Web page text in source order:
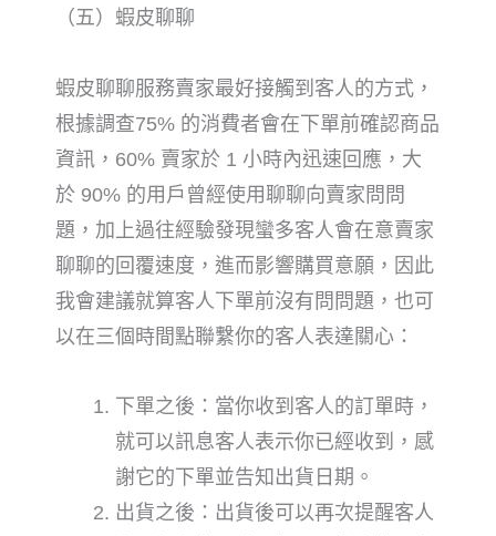
（五）蝦皮聊聊
蝦皮聊聊服務賣家最好接觸到客人的方式，
根據調查75% 的消費者會在下單前確認商品
資訊，60% 賣家於 1 小時內迅速回應，大
於 90% 的用戶曾經使用聊聊向賣家問問
題，加上過往經驗發現蠻多客人會在意賣家
聊聊的回覆速度，進而影響購買意願，因此
我會建議就算客人下單前沒有問問題，也可
以在三個時間點聯繫你的客人表達關心：
下單之後：當你收到客人的訂單時，
就可以訊息客人表示你已經收到，感
謝它的下單並告知出貨日期。
出貨之後：出貨後可以再次提醒客人